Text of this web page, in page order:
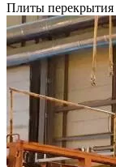
Плиты перекрытия